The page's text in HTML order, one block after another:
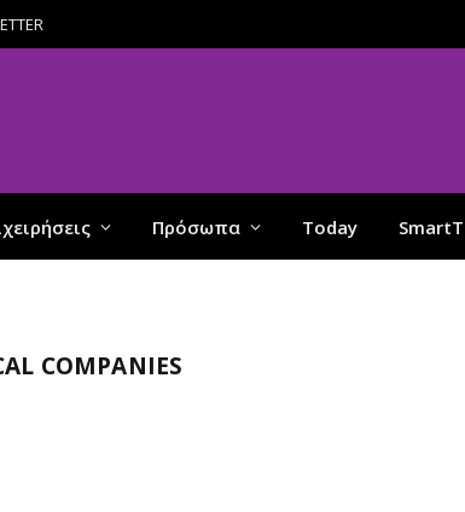
Πρόσωπα Today
COMPANIES